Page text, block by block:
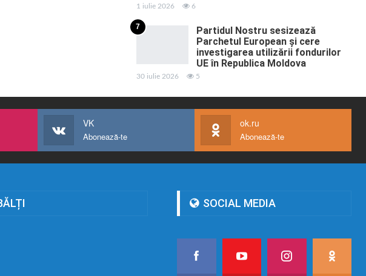
1 iulie 2026 6
7
Partidul Nostru sesizează
Parchetul European și cere
investigarea utilizării fondurilor
UE în Republica Moldova
30 iulie 2026 5
VK
Abonează-te
ok.ru
Abonează-te
SOCIAL MEDIA